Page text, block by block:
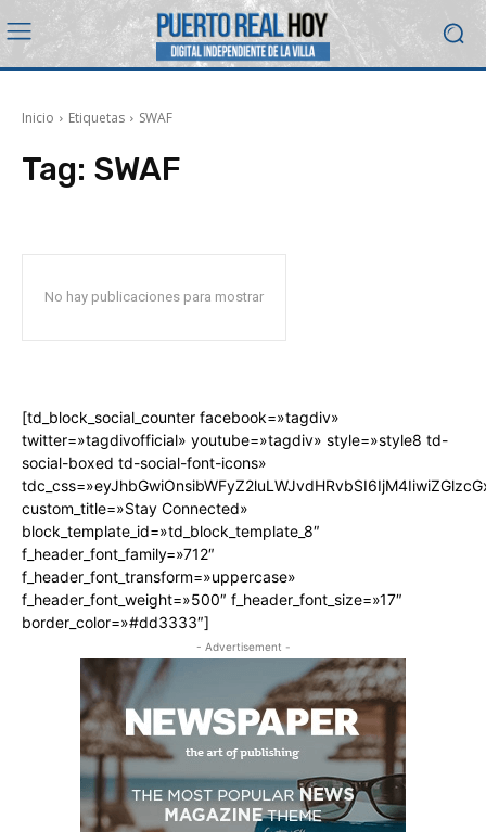
Inicio Etiquetas SWAF
Tag: SWAF
No hay publicaciones para mostrar
[td_block_social_counter facebook=»tagdiv»
twitter=»tagdivofficial» youtube=»tagdiv» style=»style8 td-
social-boxed td-social-font-icons»
custom_title=»Stay Connected»
block_template_id=»td_block_template_8″
f_header_font_family=»712″
f_header_font_transform=»uppercase»
f_header_font_weight=»500″ f_header_font_size=»17″
border_color=»#dd3333″]
- Advertisement -